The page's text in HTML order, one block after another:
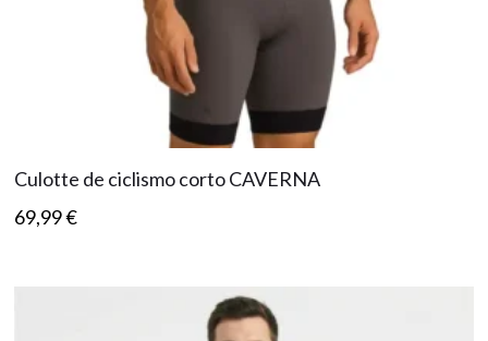
Culotte de ciclismo corto CAVERNA
69,99€